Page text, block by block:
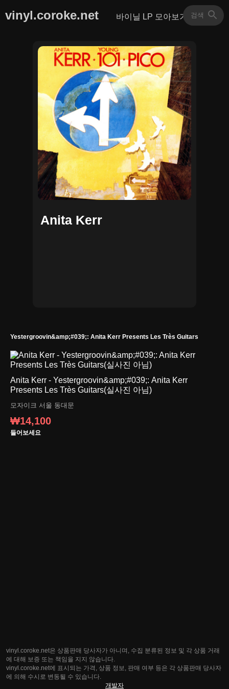
vinyl.coroke.net 바이닐 LP 모아보기
Anita Kerr
Yestergroovin&amp;#039;: Anita Kerr Presents Les Très Guitars
Anita Kerr - Yestergroovin&amp;#039;: Anita Kerr
Presents Les Très Guitars(실사진 아님)
모자이크 서울 동대문
₩14,100
들어보세요
vinyl.coroke.net은 상품판매 당사자가 아니며, 수집 분류된 정보 및 각 상품 거래
에 대해 보증 또는 책임을 지지 않습니다.
vinyl.coroke.net에 표시되는 가격, 상품 정보, 판매 여부 등은 각 상품판매 당사자
에 의해 수시로 변동될 수 있습니다.
개발자